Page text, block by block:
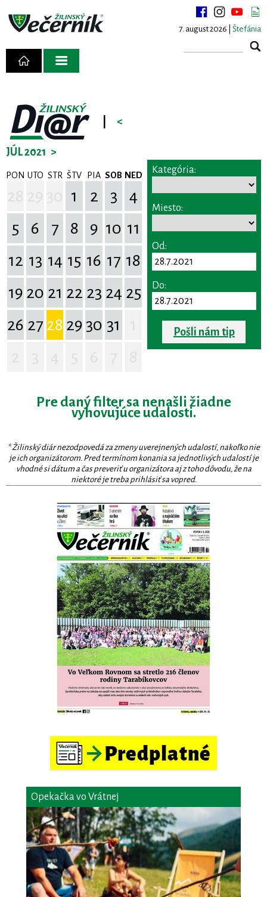
7. august 2026 | Štefánia
<
JÚL 2021 >
PON UTO STR ŠTV PIA SOB NED
1 2 3
4
5
6 7 8 9 10 11
12 13 14 15 16 17 18
19 20 21 22 23 24 25
26 27 28 29 30 31
Kategória:
Miesto:
Od:
Do:
Pošli nám tip
Pre daný filter sa nenašli žiadne
vyhovujúce udalosti.
* Žilinský diár nezodpovedá za zmeny uverejnených udalostí, nakoľko nie
je ich organizátorom. Pred termínom konania sa jednotlivých udalostí je
vhodné si dátum a čas preveriť u organizátora aj z toho dôvodu, že na
niektoré je treba prihlásiť sa vopred.
Opekačka vo Vrátnej